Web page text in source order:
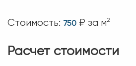
Стоимость: 750 ₽ за м2
Расчет стоимости